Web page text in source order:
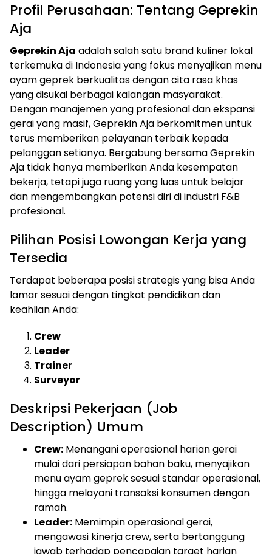
Profil Perusahaan: Tentang Geprekin
Aja
Geprekin Aja adalah salah satu brand kuliner lokal
terkemuka di Indonesia yang fokus menyajikan menu
ayam geprek berkualitas dengan cita rasa khas
yang disukai berbagai kalangan masyarakat.
Dengan manajemen yang profesional dan ekspansi
gerai yang masif, Geprekin Aja berkomitmen untuk
terus memberikan pelayanan terbaik kepada
pelanggan setianya. Bergabung bersama Geprekin
Aja tidak hanya memberikan Anda kesempatan
bekerja, tetapi juga ruang yang luas untuk belajar
dan mengembangkan potensi diri di industri F&B
profesional.
Pilihan Posisi Lowongan Kerja yang
Tersedia
Terdapat beberapa posisi strategis yang bisa Anda
lamar sesuai dengan tingkat pendidikan dan
keahlian Anda:
Crew
Leader
Trainer
Surveyor
Deskripsi Pekerjaan (Job
Description) Umum
Crew: Menangani operasional harian gerai
mulai dari persiapan bahan baku, menyajikan
menu ayam geprek sesuai standar operasional,
hingga melayani transaksi konsumen dengan
ramah.
Leader: Memimpin operasional gerai,
mengawasi kinerja crew, serta bertanggung